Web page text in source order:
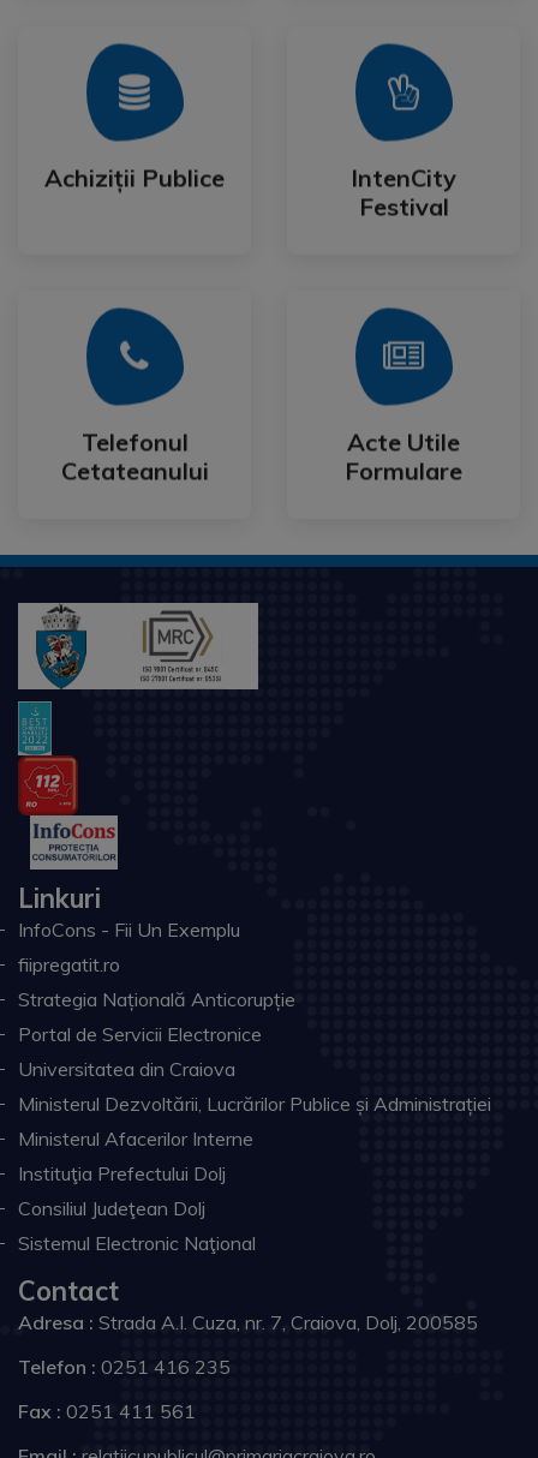
Achiziții Publice
Achiziții Publice
Mai Mult
IntenCity
Festival
IntenCity
Festival
Mai Mult
Telefonul
Cetateanului
Telefonul
Cetateanului
Mai Mult
Acte Utile
Formulare
Acte Utile
Formulare
Mai Mult
Linkuri
InfoCons - Fii Un Exemplu
fiipregatit.ro
Strategia Națională Anticorupție
Portal de Servicii Electronice
Universitatea din Craiova
Ministerul Dezvoltării, Lucrărilor Publice și Administrației
Ministerul Afacerilor Interne
Instituţia Prefectului Dolj
Consiliul Judeţean Dolj
Sistemul Electronic Naţional
Contact
Adresa : Strada A.I. Cuza, nr. 7, Craiova, Dolj, 200585
Telefon : 0251 416 235
Fax : 0251 411 561